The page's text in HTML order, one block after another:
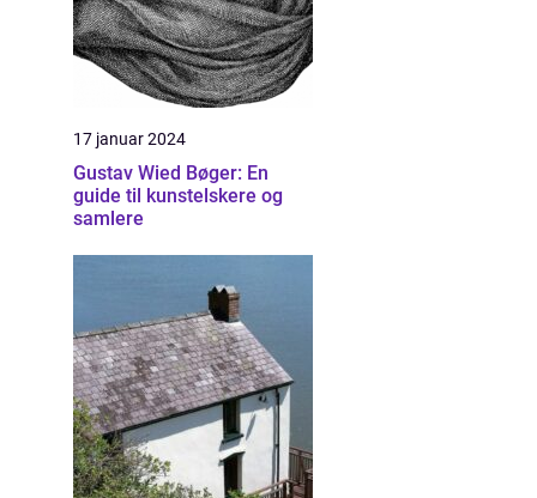
17 januar 2024
Gustav Wied Bøger: En
guide til kunstelskere og
samlere